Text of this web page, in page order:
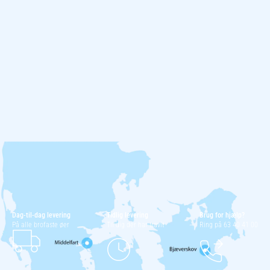
Dag-til-dag levering
På alle brofaste øer
Tidlig levering
Til dig der har travlt
Brug for hjælp?
Ring på 63 40 41 00